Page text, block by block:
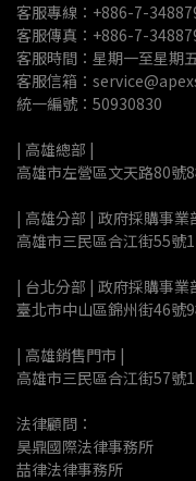
客服專線：+886-7-
客服傳真：+886-7-
客服時間：星期一至星期
客服信箱：
統一編號：50930830
| 高雄總部 |
高雄市左營區文天路80號
| 高雄分部 | 政府採購事業
高雄市三民區合江街55號
| 台北分部 | 政府採購事
臺北市中山區錦州街46號
| 高雄銷售門市 |
高雄市三民區合江街57號
法律顧問：
昊鼎國際法律事務所
喆律法律事務所